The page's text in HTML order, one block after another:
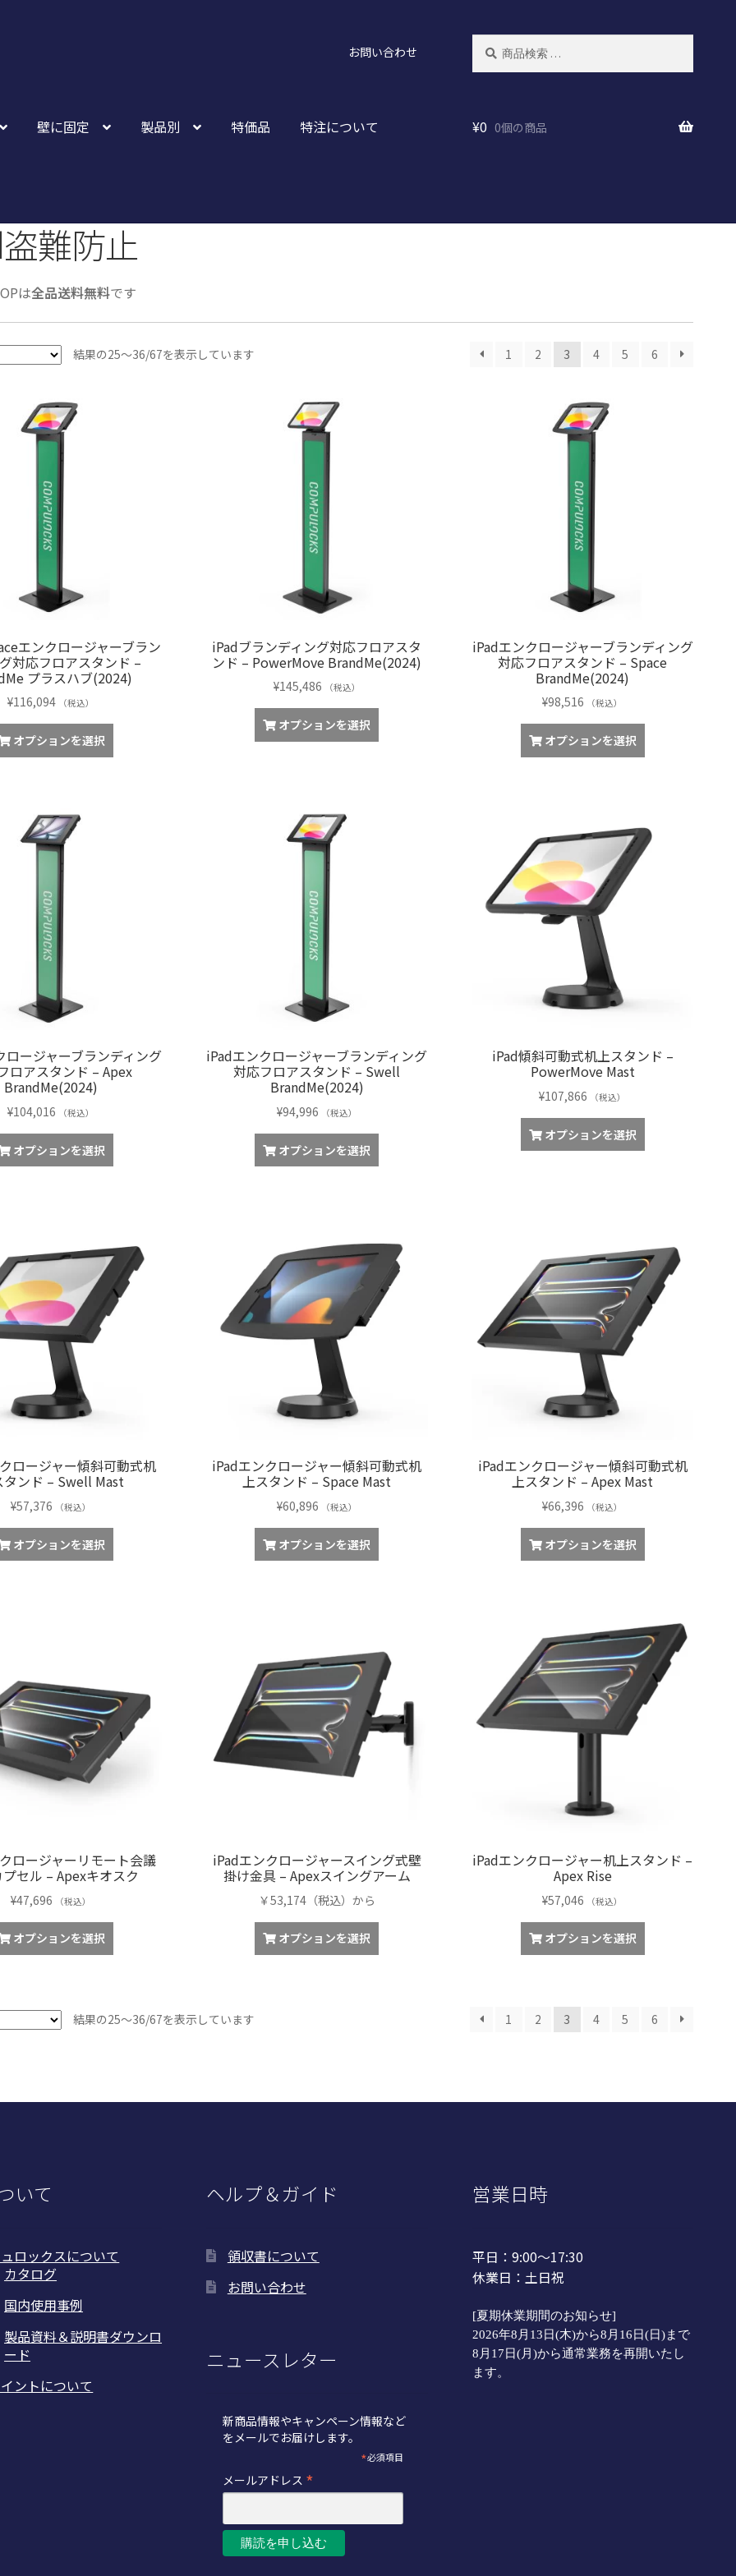
お問い合わせ
壁に固定 製品別 特価品 特注について ¥0 0個の商品
難防止
は全品送料無料です
結果の25～36/67を表示しています 1 2 3 4 5 6
エンクロージャーブラン
対応フロアスタンド –
プラスハブ(2024)
¥116,094 （税込）
オプションを選択
iPadブランディング対応フロアスタ
ンド – PowerMove BrandMe(2024)
¥145,486 （税込）
オプションを選択
iPadエンクロージャーブランディング
対応フロアスタンド – Space
BrandMe(2024)
¥98,516 （税込）
オプションを選択
ロージャーブランディング
ロアスタンド – Apex
BrandMe(2024)
¥104,016 （税込）
オプションを選択
iPadエンクロージャーブランディング
対応フロアスタンド – Swell
BrandMe(2024)
¥94,996 （税込）
オプションを選択
iPad傾斜可動式机上スタンド –
PowerMove Mast
¥107,866 （税込）
オプションを選択
ロージャー傾斜可動式机
タンド – Swell Mast
¥57,376 （税込）
オプションを選択
iPadエンクロージャー傾斜可動式机
上スタンド – Space Mast
¥60,896 （税込）
オプションを選択
iPadエンクロージャー傾斜可動式机
上スタンド – Apex Mast
¥66,396 （税込）
オプションを選択
ロージャーリモート会議
セル – Apexキオスク
¥47,696 （税込）
オプションを選択
iPadエンクロージャースイング式壁
掛け金具 – Apexスイングアーム
￥53,174（税込）から
オプションを選択
iPadエンクロージャー机上スタンド –
Apex Rise
¥57,046 （税込）
オプションを選択
結果の25～36/67を表示しています 1 2 3 4 5 6
いて
ロックスについて
カタログ
国内使用事例
製品資料＆説明書ダウンロ
ード
ントについて
ヘルプ＆ガイド
領収書について
お問い合わせ
ニュースレター
新商品情報やキャンペーン情報など
をメールでお届けします。
*必須項目
メールアドレス *
営業日時
平日：9:00～17:30
休業日：土日祝
[夏期休業期間のお知らせ]
2026年8月13日(木)から8月16日(日)まで
8月17日(月)から通常業務を再開いたし
ます。